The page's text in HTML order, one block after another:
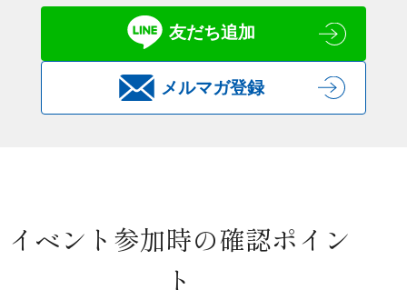
友だち追加
メルマガ登録
イベント参加時の確認ポイン
ト